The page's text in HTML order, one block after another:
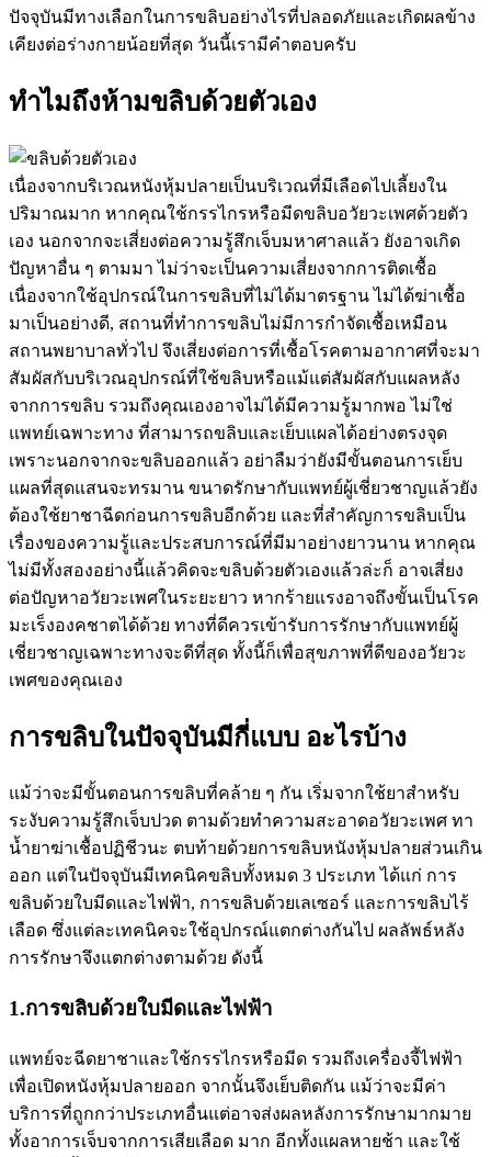
ปัจจุบันมีทางเลือกในการขลิบอย่างไรที่ปลอดภัยและเกิดผลข้าง
เคียงต่อร่างกายน้อยที่สุด วันนี้เรามีคำตอบครับ
ทำไมถึงห้ามขลิบด้วยตัวเอง
เนื่องจากบริเวณหนังหุ้มปลายเป็นบริเวณที่มีเลือดไปเลี้ยงใน
ปริมาณมาก หากคุณใช้กรรไกรหรือมีดขลิบอวัยวะเพศด้วยตัว
เอง นอกจากจะเสี่ยงต่อความรู้สึกเจ็บมหาศาลแล้ว ยังอาจเกิด
ปัญหาอื่น ๆ ตามมา ไม่ว่าจะเป็นความเสี่ยงจากการติดเชื้อ
เนื่องจากใช้อุปกรณ์ในการขลิบที่ไม่ได้มาตรฐาน ไม่ได้ฆ่าเชื้อ
มาเป็นอย่างดี, สถานที่ทำการขลิบไม่มีการกำจัดเชื้อเหมือน
สถานพยาบาลทั่วไป จึงเสี่ยงต่อการที่เชื้อโรคตามอากาศที่จะมา
สัมผัสกับบริเวณอุปกรณ์ที่ใช้ขลิบหรือแม้แต่สัมผัสกับแผลหลัง
จากการขลิบ รวมถึงคุณเองอาจไม่ได้มีความรู้มากพอ ไม่ใช่
แพทย์เฉพาะทาง ที่สามารถขลิบและเย็บแผลได้อย่างตรงจุด
เพราะนอกจากจะขลิบออกแล้ว อย่าลืมว่ายังมีขั้นตอนการเย็บ
แผลที่สุดแสนจะทรมาน ขนาดรักษากับแพทย์ผู้เชี่ยวชาญแล้วยัง
ต้องใช้ยาชาฉีดก่อนการขลิบอีกด้วย และที่สำคัญการขลิบเป็น
เรื่องของความรู้และประสบการณ์ที่มีมาอย่างยาวนาน หากคุณ
ไม่มีทั้งสองอย่างนี้แล้วคิดจะขลิบด้วยตัวเองแล้วล่ะก็ อาจเสี่ยง
ต่อปัญหาอวัยวะเพศในระยะยาว หากร้ายแรงอาจถึงขั้นเป็นโรค
มะเร็งองคชาตได้ด้วย ทางที่ดีควรเข้ารับการรักษากับแพทย์ผู้
เชี่ยวชาญเฉพาะทางจะดีที่สุด ทั้งนี้ก็เพื่อสุขภาพที่ดีของอวัยวะ
เพศของคุณเอง
การขลิบในปัจจุบันมีกี่แบบ อะไรบ้าง
แม้ว่าจะมีขั้นตอนการขลิบที่คล้าย ๆ กัน เริ่มจากใช้ยาสำหรับ
ระงับความรู้สึกเจ็บปวด ตามด้วยทำความสะอาดอวัยวะเพศ ทา
น้ำยาฆ่าเชื้อปฏิชีวนะ ตบท้ายด้วยการขลิบหนังหุ้มปลายส่วนเกิน
ออก แต่ในปัจจุบันมีเทคนิคขลิบทั้งหมด 3 ประเภท ได้แก่ การ
ขลิบด้วยใบมีดและไฟฟ้า, การขลิบด้วยเลเซอร์ และการขลิบไร้
เลือด ซึ่งแต่ละเทคนิคจะใช้อุปกรณ์แตกต่างกันไป ผลลัพธ์หลัง
การรักษาจึงแตกต่างตามด้วย ดังนี้
1.การขลิบด้วยใบมีดและไฟฟ้า
แพทย์จะฉีดยาชาและใช้กรรไกรหรือมีด รวมถึงเครื่องจี้ไฟฟ้า
เพื่อเปิดหนังหุ้มปลายออก จากนั้นจึงเย็บติดกัน แม้ว่าจะมีค่า
บริการที่ถูกกว่าประเภทอื่นแต่อาจส่งผลหลังการรักษามากมาย
ทั้งอาการเจ็บจากการเสียเลือด มาก อีกทั้งแผลหายช้า และใช้